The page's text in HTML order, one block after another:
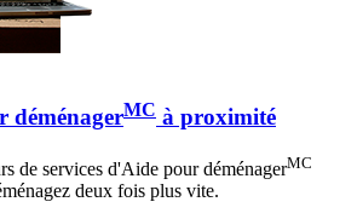
déménagerMC à proximité
de services d'Aide pour déménagerMC
deux fois plus vite.